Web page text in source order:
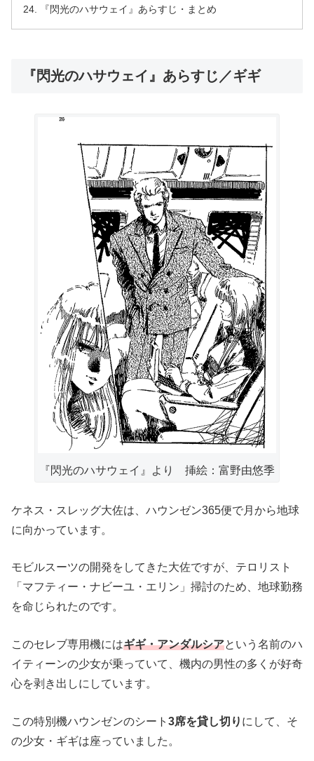
『閃光のハサウェイ』あらすじ・まとめ
『閃光のハサウェイ』あらすじ／ギギ
『閃光のハサウェイ』より 挿絵：富野由悠季
ケネス・スレッグ大佐は、ハウンゼン365便で月から地球
に向かっています。
モビルスーツの開発をしてきた大佐ですが、テロリスト
「マフティー・ナビーユ・エリン」掃討のため、地球勤務
を命じられたのです。
このセレブ専用機にはギギ・アンダルシアという名前のハ
イティーンの少女が乗っていて、機内の男性の多くが好奇
心を剥き出しにしています。
この特別機ハウンゼンのシート 3席を貸し切り にして、そ
の少女・ギギは座っていました。